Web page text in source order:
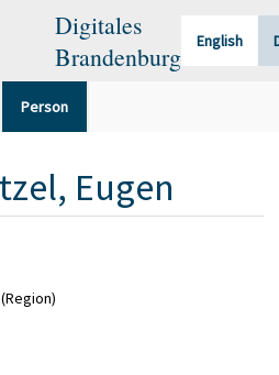
Digitales
Brandenburg
English
Person
Eugen